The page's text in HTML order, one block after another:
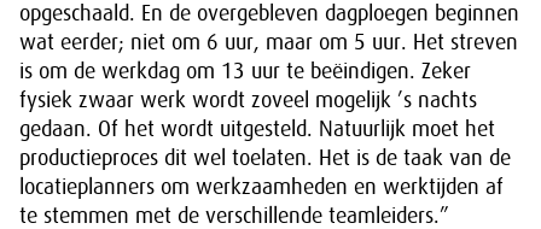
opgeschaald. En de overgebleven dagploegen beginnen
wat eerder; niet om 6 uur, maar om 5 uur. Het streven
is om de werkdag om 13 uur te beëindigen. Zeker
fysiek zwaar werk wordt zoveel mogelijk ’s nachts
gedaan. Of het wordt uitgesteld. Natuurlijk moet het
productieproces dit wel toelaten. Het is de taak van de
locatieplanners om werkzaamheden en werktijden af
te stemmen met de verschillende teamleiders.”